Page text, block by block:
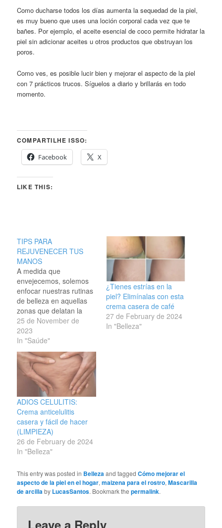
Como ducharse todos los días aumenta la sequedad de la piel,
es muy bueno que uses una loción corporal cada vez que te
bañes. Por ejemplo, el aceite esencial de coco permite hidratar la
piel sin adicionar aceites u otros productos que obstruyan los
poros.
Como ves, es posible lucir bien y mejorar el aspecto de la piel
con 7 prácticos trucos. Síguelos a diario y brillarás en todo
momento.
COMPARTILHE ISSO:
Facebook
X
LIKE THIS:
TIPS PARA
REJUVENECER TUS
MANOS
A medida que
envejecemos, solemos
enfocar nuestras rutinas
de belleza en aquellas
zonas que delatan la
edad: desde cremas
reafirmantes hasta
correctores de ojeras
invaden el gabinete del
baño en un intento por
recuperar el aspecto
juvenil. Pero hay algo
que puedes olvidar
cuidar: las manos. Si la
piel del…
25 de November de
2023
In "Saúde"
¿Tienes estrías en la
piel? Elimínalas con esta
crema casera de café
27 de February de 2024
In "Belleza"
ADIOS CELULITIS:
Crema anticelulitis
casera y fácil de hacer
(LIMPIEZA)
26 de February de 2024
In "Belleza"
This entry was posted in Bellezaand taggedCómo mejorar el
aspecto de la piel en el hogar,maizena para el rostro,Mascarilla
de arcillaby LucasSantos. Bookmark thepermalink.